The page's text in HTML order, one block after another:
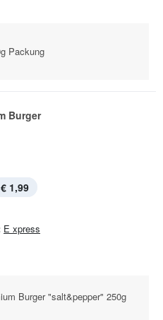
Packung
Burger
€ 1,99
E xpress
Burger "salt&pepper" 250g